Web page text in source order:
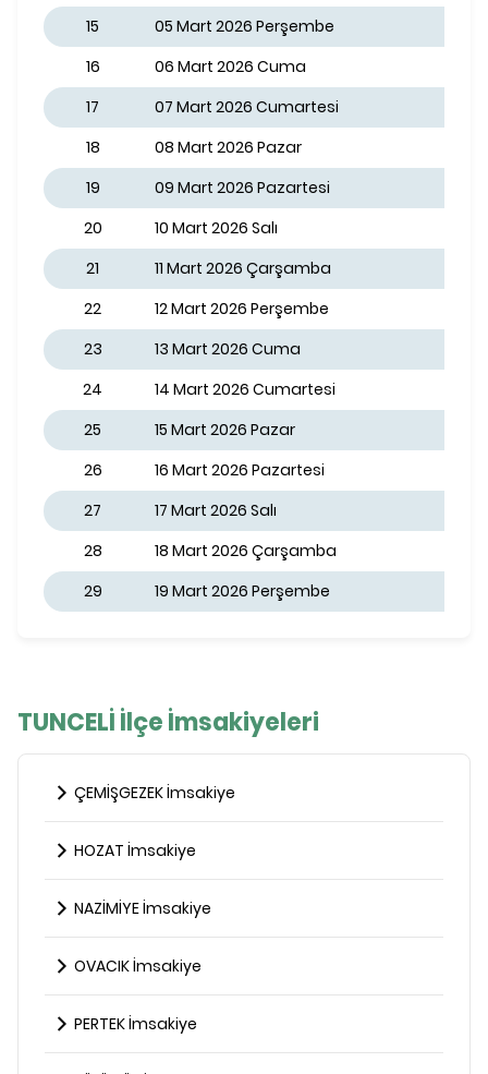
15
05 Mart 2026 Perşembe
16
06 Mart 2026 Cuma
17
07 Mart 2026 Cumartesi
18
08 Mart 2026 Pazar
19
09 Mart 2026 Pazartesi
20
10 Mart 2026 Salı
21
11 Mart 2026 Çarşamba
22
12 Mart 2026 Perşembe
23
13 Mart 2026 Cuma
24
14 Mart 2026 Cumartesi
25
15 Mart 2026 Pazar
26
16 Mart 2026 Pazartesi
27
17 Mart 2026 Salı
28
18 Mart 2026 Çarşamba
29
19 Mart 2026 Perşembe
TUNCELİ İlçe İmsakiyeleri
ÇEMİŞGEZEK İmsakiye
HOZAT İmsakiye
NAZİMİYE İmsakiye
OVACIK İmsakiye
PERTEK İmsakiye